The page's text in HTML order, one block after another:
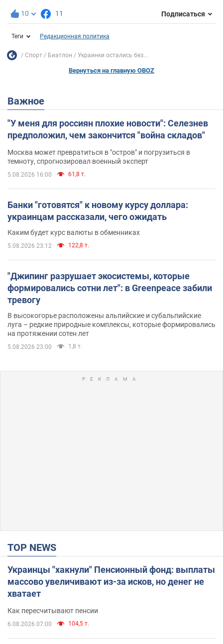
10 11 Подписаться
Теги Редакционная политика
Спорт Биатлон Украинки остались без...
Вернуться на главную OBOZ
Важное
"У меня для россиян плохие новости": Селезнев
предположил, чем закончится "война складов"
Москва может превратиться в "остров" и погрузиться в
темноту, спрогнозировал военный эксперт
5.08.2026 16:00 61,8 т.
Банки "готовятся" к новому курсу доллара:
украинцам рассказали, чего ожидать
Каким будет курс валюты в обменниках
5.08.2026 23:12 122,8 т.
"Джипинг разрушает экосистемы, которые
формировались сотни лет": в Greenpeace забили
тревогу
В высокогорье расположены альпийские и субальпийские
луга – редкие природные комплексы, которые формировались
на протяжении сотен лет
5.08.2026 23:00 1,8 т.
TOP NEWS
Украинцы "хакнули" Пенсионный фонд: выплаты
массово увеличивают из-за исков, но денег не
хватает
Как пересчитывают пенсии
6.08.2026 07:00 104,5 т.